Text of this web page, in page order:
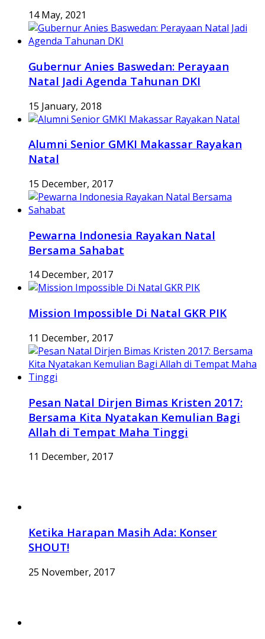
14 May, 2021
Gubernur Anies Baswedan: Perayaan
Natal Jadi Agenda Tahunan DKI
15 January, 2018
Alumni Senior GMKI Makassar Rayakan
Natal
15 December, 2017
Pewarna Indonesia Rayakan Natal
Bersama Sahabat
14 December, 2017
Mission Impossible Di Natal GKR PIK
11 December, 2017
Pesan Natal Dirjen Bimas Kristen 2017:
Bersama Kita Nyatakan Kemulian Bagi
Allah di Tempat Maha Tinggi
11 December, 2017
Ketika Harapan Masih Ada: Konser
SHOUT!
25 November, 2017